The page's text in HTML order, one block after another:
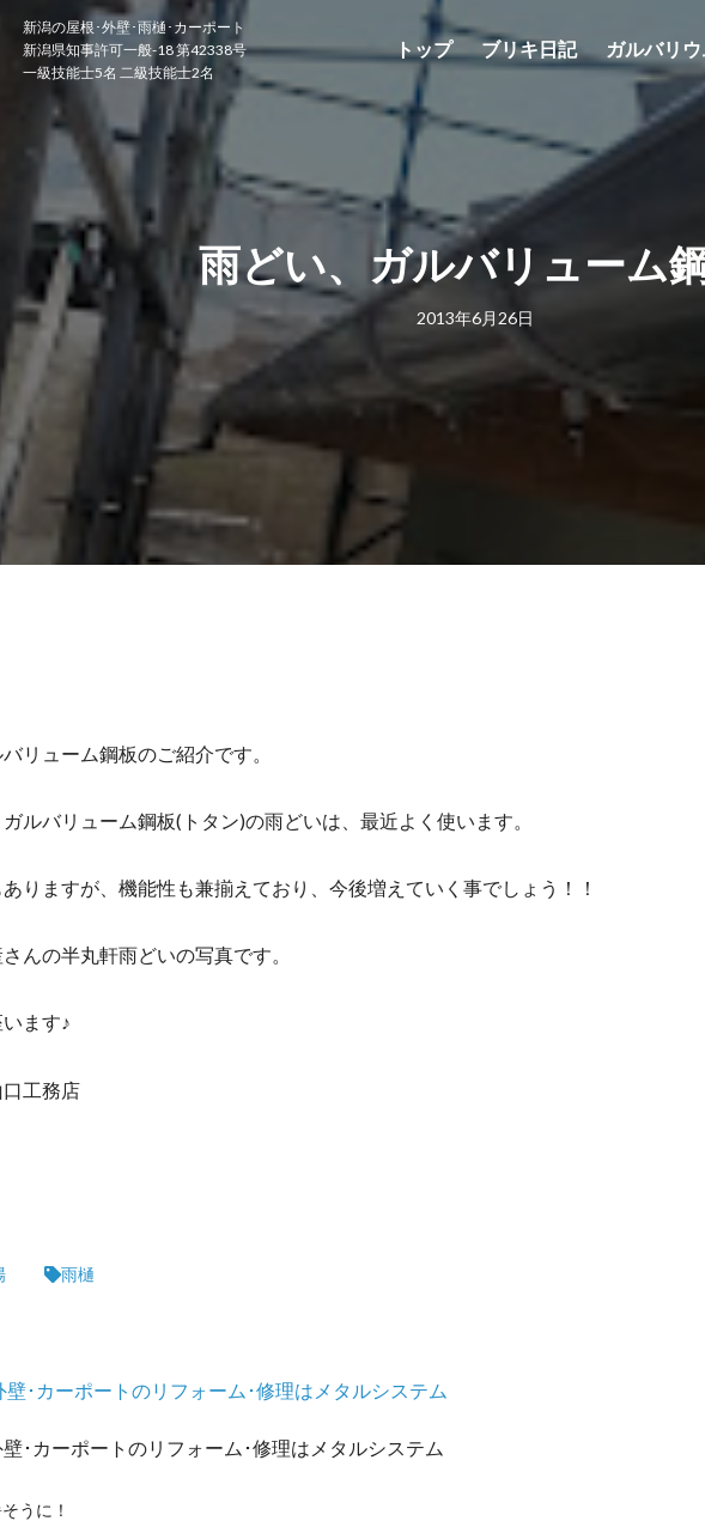
新潟の屋根･外壁･雨樋･カーポート
新潟県知事許可一般-18 第42338号
一級技能士5名 二級技能士2名
トップ ブリキ日記 ガルバリウ
雨どい、ガルバリューム
2013年6月26日
リューム鋼板のご紹介です。
ルバリューム鋼板(トタン)の雨どいは、最近よく使います。
りますが、機能性も兼揃えており、今後増えていく事でしょう！！
んの半丸軒雨どいの写真です。
ます♪
工務店
雨樋
壁･カーポートのリフォーム･修理はメタルシステム
･カーポートのリフォーム･修理はメタルシステム
うに！